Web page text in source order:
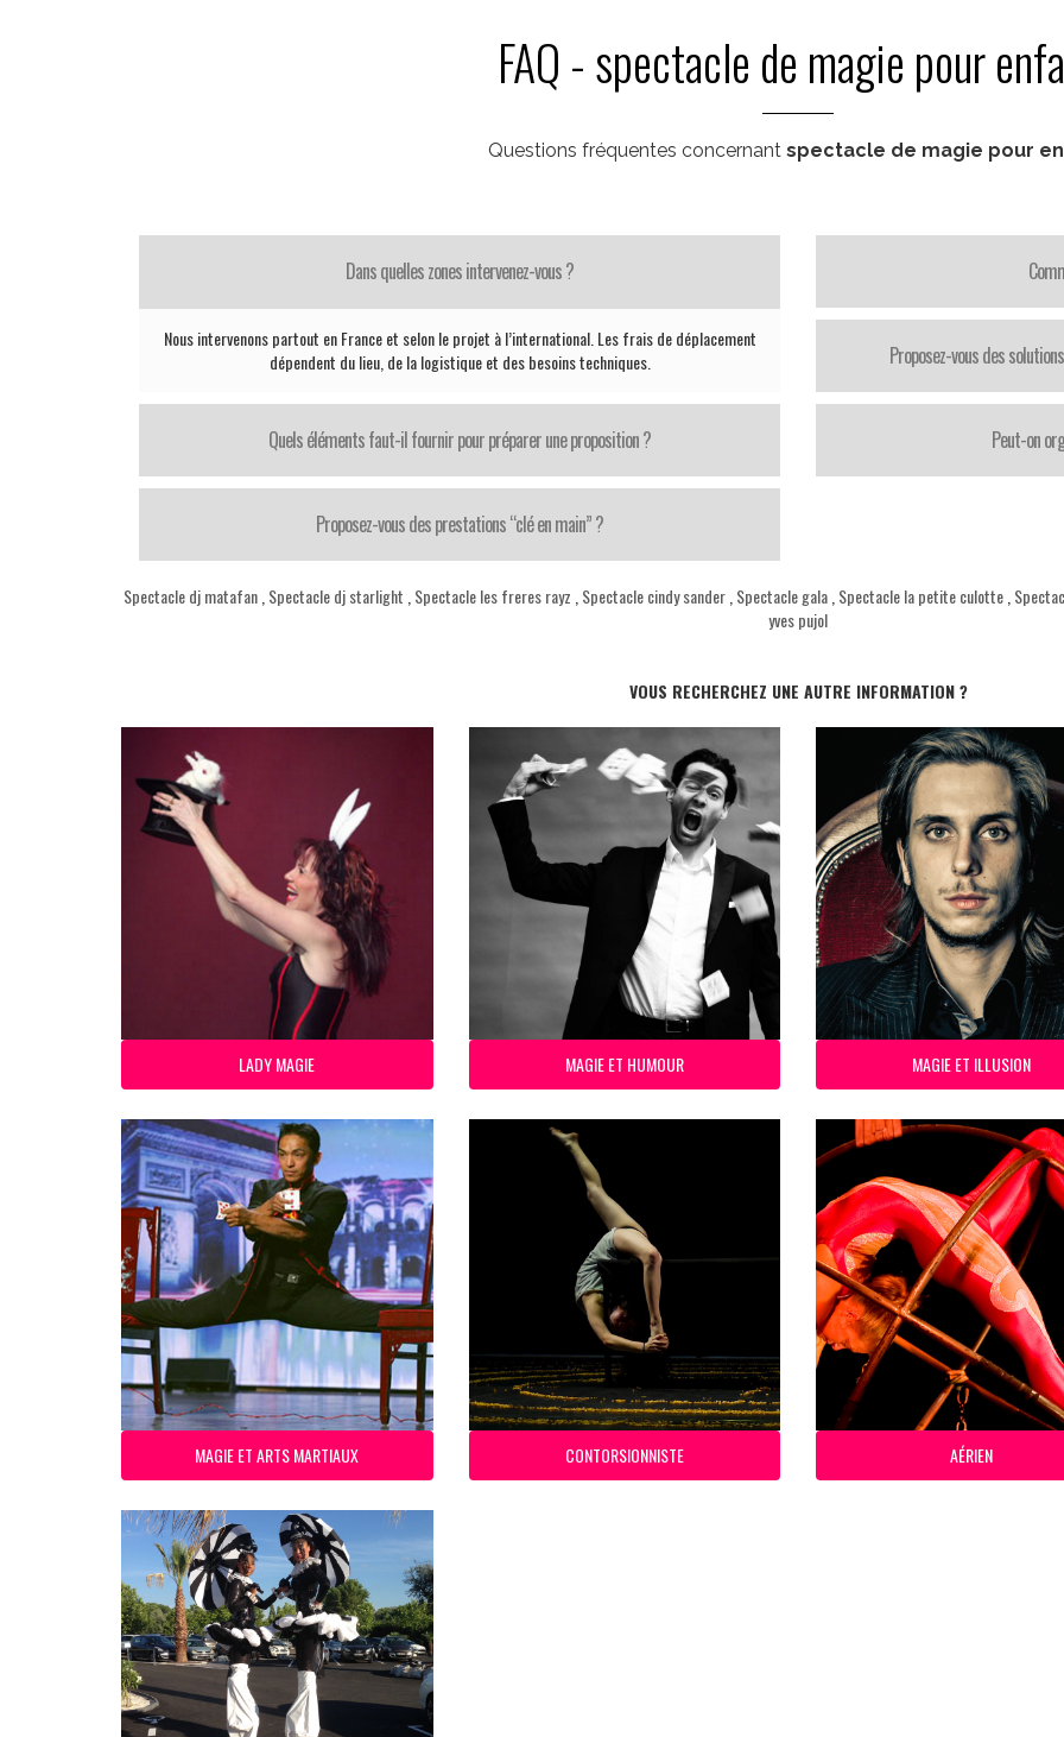
FAQ - spectacle de magie pour
Questions fréquentes concernant spectacle de magie pour
Dans quelles zones intervenez-vous ?
Nous intervenons partout en France et selon le projet à l’international. Les frais de déplacement
dépendent du lieu, de la logistique et des besoins techniques.
Quels éléments faut-il fournir pour préparer une proposition ?
Proposez-vous des prestations “clé en main” ?
Proposez-vous des
Peut-on
Spectacle dj matafan Spectacle dj starlight Spectacle les freres rayz Spectacle cindy sander Spectacle gala Spectacle la petite culotte
yves pujol
VOUS RECHERCHEZ UNE AUTRE INFORMATION ?
LADY MAGIE MAGIE ET HUMOUR MAGIE ET ILLUSION
MAGIE ET ARTS MARTIAUX CONTORSIONNISTE AÉRIEN